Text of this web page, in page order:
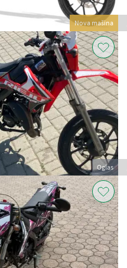
Nova mašina
Oglas